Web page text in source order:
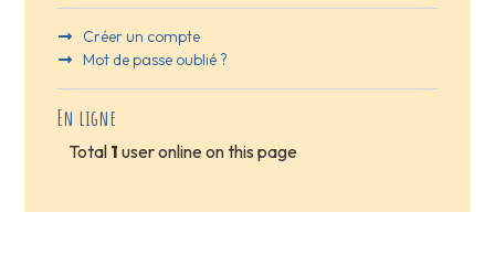
Créer un compte
Mot de passe oublié ?
En ligne
Total 1 user online on this page